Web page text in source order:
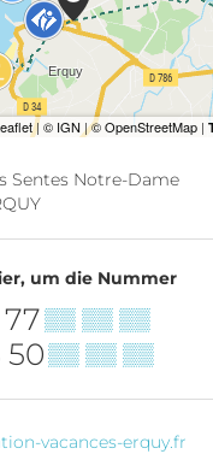
Sentes Notre-Dame
um die Nummer
▒▒ ▒▒ ▒▒
50▒▒ ▒▒ ▒▒
vacances-erquy.fr